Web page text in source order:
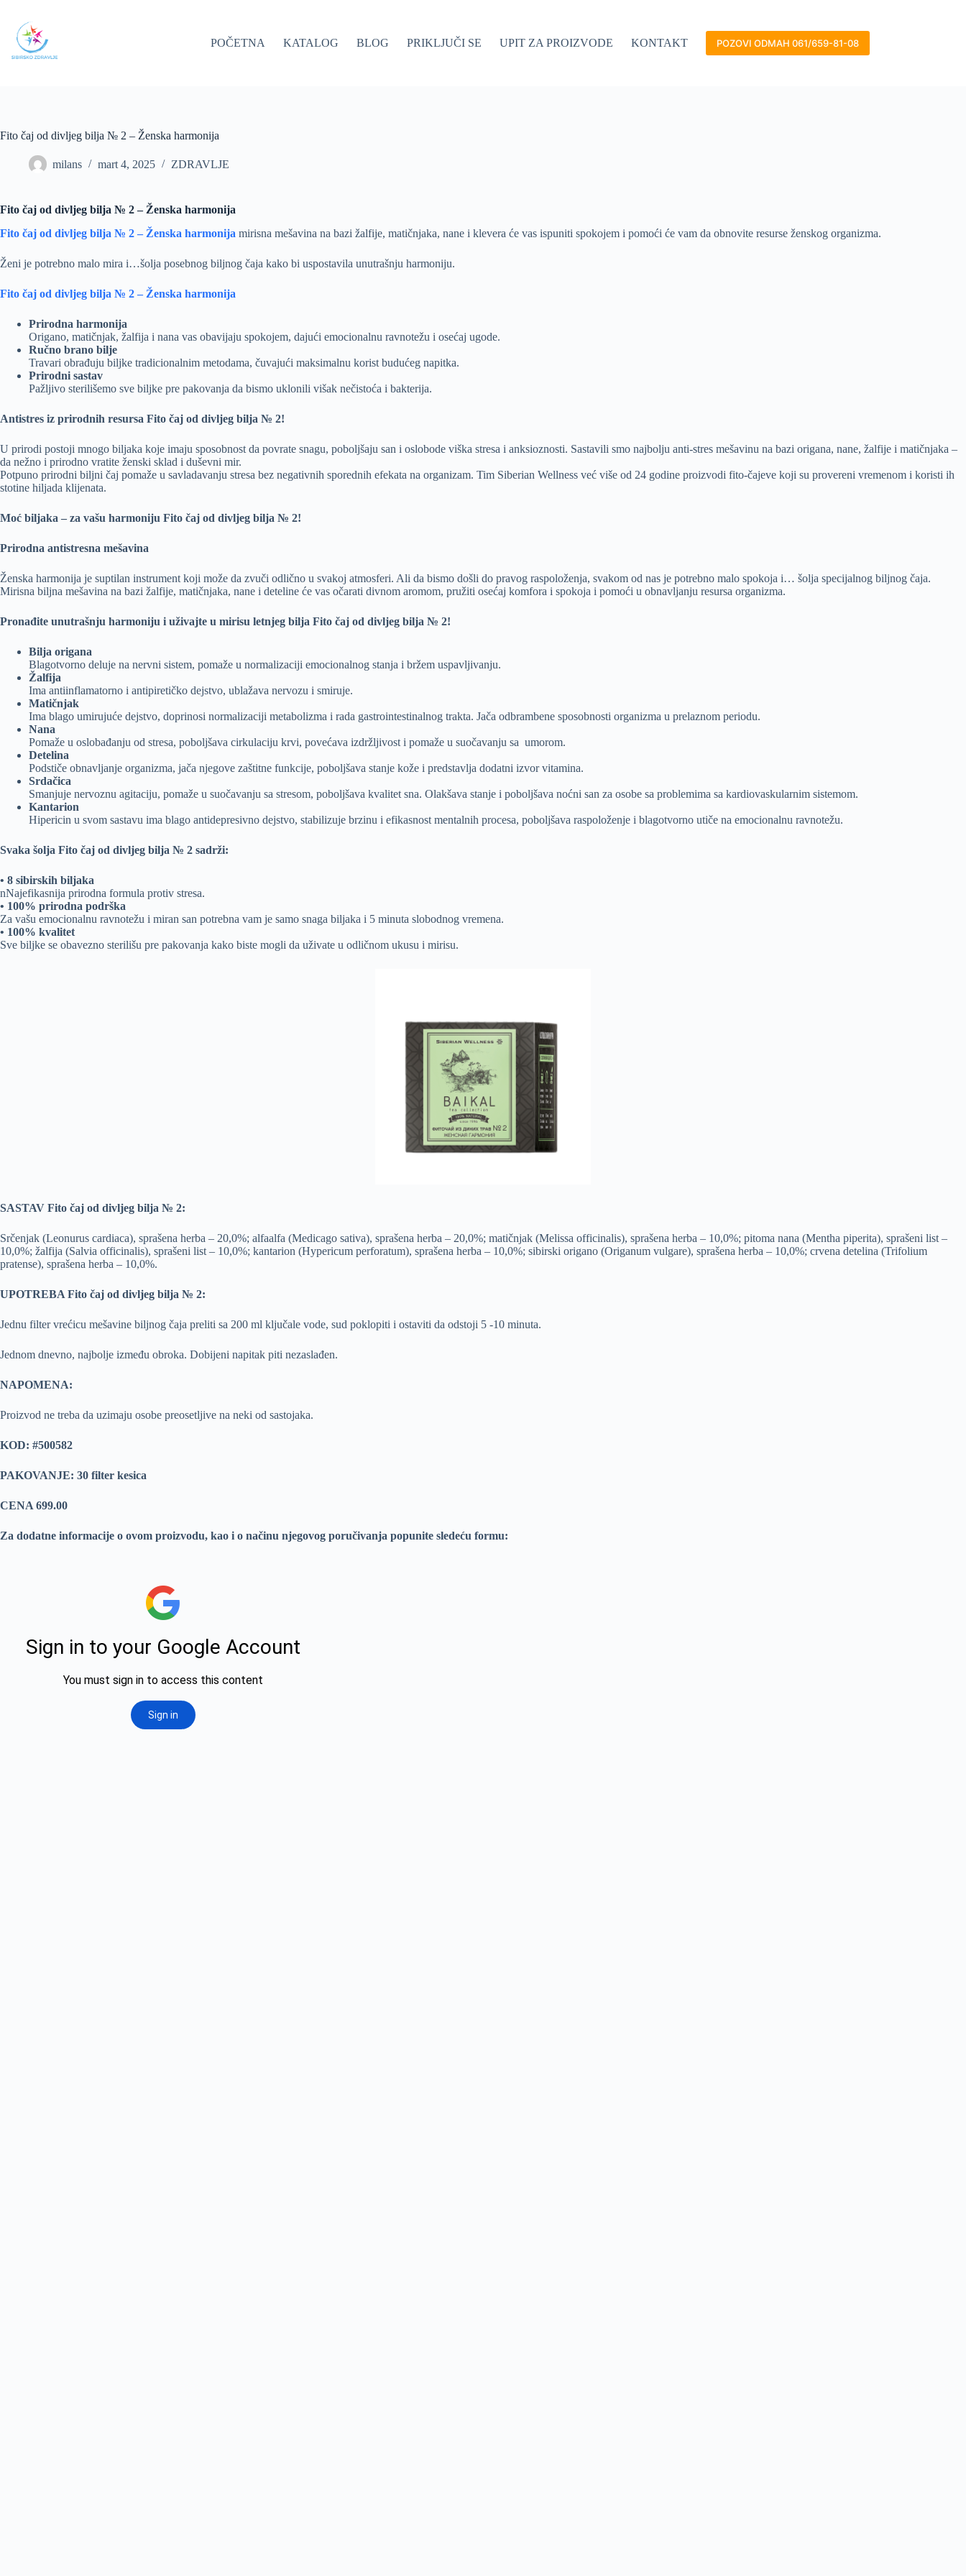
content
POČETNA
KATALOG BLOG PRIKLJUČI SE UPIT ZA PROIZVODE KONTAKT POZOVI ODMAH 061/659-81-08
Fito čaj od divljeg bilja № 2 – Ženska harmonija
milans mart 4, 2025 ZDRAVLJE
Fito čaj od divljeg bilja № 2 – Ženska harmonija
Fito čaj od divljeg bilja № 2 – Ženska harmonija mirisna mešavina na bazi žalfije, matičnjaka, nane i klevera će vas ispuniti spokojem i pomoći će vam da obnovite resurse ženskog organizma.
Ženi je potrebno malo mira i…šolja posebnog biljnog čaja kako bi uspostavila unutrašnju harmoniju.
Fito čaj od divljeg bilja № 2 – Ženska harmonija
Prirodna harmonija
Origano, matičnjak, žalfija i nana vas obavijaju spokojem, dajući emocionalnu ravnotežu i osećaj ugode.
Ručno brano bilje
Travari obrađuju biljke tradicionalnim metodama, čuvajući maksimalnu korist budućeg napitka.
Prirodni sastav
Pažljivo sterilišemo sve biljke pre pakovanja da bismo uklonili višak nečistoća i bakterija.
Antistres iz prirodnih resursa Fito čaj od divljeg bilja № 2!
U prirodi postoji mnogo biljaka koje imaju sposobnost da povrate snagu, poboljšaju san i oslobode viška stresa i anksioznosti. Sastavili smo najbolju anti-stres mešavinu na bazi origana, nane, žalfije i matičnjaka –
da nežno i prirodno vratite ženski sklad i duševni mir.
Potpuno prirodni biljni čaj pomaže u savladavanju stresa bez negativnih sporednih efekata na organizam. Tim Siberian Wellness već više od 24 godine proizvodi fito-čajeve koji su provereni vremenom i koristi ih
stotine hiljada klijenata.
Moć biljaka – za vašu harmoniju Fito čaj od divljeg bilja № 2!
Prirodna antistresna mešavina
Ženska harmonija je suptilan instrument koji može da zvuči odlično u svakoj atmosferi. Ali da bismo došli do pravog raspoloženja, svakom od nas je potrebno malo spokoja i… šolja specijalnog biljnog čaja.
Mirisna biljna mešavina na bazi žalfije, matičnjaka, nane i deteline će vas očarati divnom aromom, pružiti osećaj komfora i spokoja i pomoći u obnavljanju resursa organizma.
Pronađite unutrašnju harmoniju i uživajte u mirisu letnjeg bilja Fito čaj od divljeg bilja № 2!
Bilja origana
Blagotvorno deluje na nervni sistem, pomaže u normalizaciji emocionalnog stanja i bržem uspavljivanju.
Žalfija
Ima antiinflamatorno i antipiretičko dejstvo, ublažava nervozu i smiruje.
Matičnjak
Ima blago umirujuće dejstvo, doprinosi normalizaciji metabolizma i rada gastrointestinalnog trakta. Jača odbrambene sposobnosti organizma u prelaznom periodu.
Nana
Pomaže u oslobađanju od stresa, poboljšava cirkulaciju krvi, povećava izdržljivost i pomaže u suočavanju sa umorom.
Detelina
Podstiče obnavljanje organizma, jača njegove zaštitne funkcije, poboljšava stanje kože i predstavlja dodatni izvor vitamina.
Srdačica
Smanjuje nervoznu agitaciju, pomaže u suočavanju sa stresom, poboljšava kvalitet sna. Olakšava stanje i poboljšava noćni san za osobe sa problemima sa kardiovaskularnim sistemom.
Kantarion
Hipericin u svom sastavu ima blago antidepresivno dejstvo, stabilizuje brzinu i efikasnost mentalnih procesa, poboljšava raspoloženje i blagotvorno utiče na emocionalnu ravnotežu.
Svaka šolja Fito čaj od divljeg bilja № 2 sadrži:
• 8 sibirskih biljaka
nNajefikasnija prirodna formula protiv stresa.
• 100% prirodna podrška
Za vašu emocionalnu ravnotežu i miran san potrebna vam je samo snaga biljaka i 5 minuta slobodnog vremena.
• 100% kvalitet
Sve biljke se obavezno sterilišu pre pakovanja kako biste mogli da uživate u odličnom ukusu i mirisu.
SASTAV Fito čaj od divljeg bilja № 2:
Srčenjak (Leonurus cardiaca), sprašena herba – 20,0%; alfaalfa (Medicago sativa), sprašena herba – 20,0%; matičnjak (Melissa officinalis), sprašena herba – 10,0%; pitoma nana (Mentha piperita), sprašeni list –
10,0%; žalfija (Salvia officinalis), sprašeni list – 10,0%; kantarion (Hypericum perforatum), sprašena herba – 10,0%; sibirski origano (Origanum vulgare), sprašena herba – 10,0%; crvena detelina (Trifolium
pratense), sprašena herba – 10,0%.
UPOTREBA Fito čaj od divljeg bilja № 2:
Jednu filter vrećicu mešavine biljnog čaja preliti sa 200 ml ključale vode, sud poklopiti i ostaviti da odstoji 5 -10 minuta.
Jednom dnevno, najbolje između obroka. Dobijeni napitak piti nezaslađen.
NAPOMENA:
Proizvod ne treba da uzimaju osobe preosetljive na neki od sastojaka.
KOD: #500582
PAKOVANJE: 30 filter kesica
CENA 699.00
Za dodatne informacije o ovom proizvodu, kao i o načinu njegovog poručivanja popunite sledeću formu: